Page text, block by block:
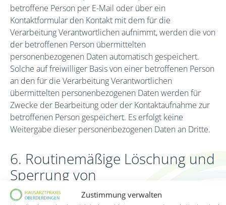
Zustimmung verwalten
betroffene Person per E-Mail oder über ein
Kontaktformular den Kontakt mit dem für die
Verarbeitung Verantwortlichen aufnimmt, werden die von
der betroffenen Person übermittelten
personenbezogenen Daten automatisch gespeichert.
Solche auf freiwilliger Basis von einer betroffenen Person
an den für die Verarbeitung Verantwortlichen
übermittelten personenbezogenen Daten werden für
Zwecke der Bearbeitung oder der Kontaktaufnahme zur
betroffenen Person gespeichert. Es erfolgt keine
Weitergabe dieser personenbezogenen Daten an Dritte.
6. Routinemäßige Löschung und
Sperrung von
personenbezogenen Daten